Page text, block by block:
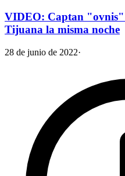
VIDEO: Captan "ovnis"
Tijuana la misma noche
28 de junio de 2022·